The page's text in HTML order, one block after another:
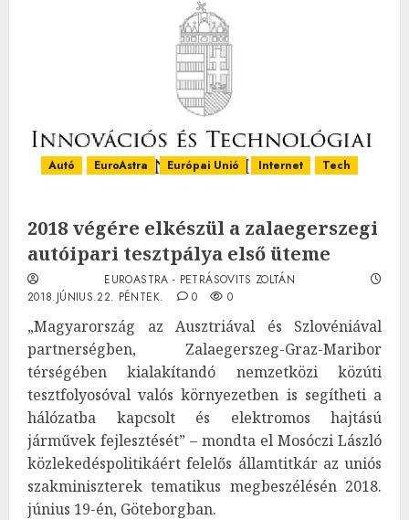
Autó EuroAstra Európai Unió Internet Tech
2018 végére elkészül a zalaegerszegi
autóipari tesztpálya első üteme
EUROASTRA - PETRÁSOVITS ZOLTÁN
2018.JÚNIUS.22. PÉNTEK.
0 0
„Magyarország az Ausztriával és Szlovéniával
partnerségben, Zalaegerszeg-Graz-Maribor
térségében kialakítandó nemzetközi közúti
tesztfolyosóval valós környezetben is segítheti a
hálózatba kapcsolt és elektromos hajtású
járművek fejlesztését” – mondta el Mosóczi László
közlekedéspolitikáért felelős államtitkár az uniós
szakminiszterek tematikus megbeszélésén 2018.
június 19-én, Göteborgban.